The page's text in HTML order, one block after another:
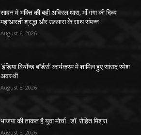
सावन में भक्ति की बही अविरल धारा, माँ गंगा की दिव्य
महाआरती श्रद्धा और उल्लास के साथ संपन्न
August 6, 2026
‘इंडिया बियॉन्ड बॉर्डर्स’ कार्यक्रम में शामिल हुए सांसद रमेश
अवस्थी
August 5, 2026
भाजपा की ताकत है युवा मोर्चा : डॉ. रोहित मिश्रा
August 5, 2026